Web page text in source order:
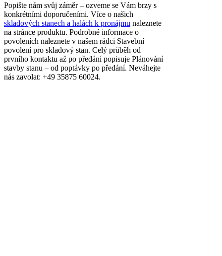
Popište nám svůj záměr – ozveme se Vám brzy s
konkrétními doporučeními. Více o našich
skladových stanech a halách k pronájmu naleznete
na stránce produktu. Podrobné informace o
povoleních naleznete v našem rádci Stavební
povolení pro skladový stan. Celý průběh od
prvního kontaktu až po předání popisuje Plánování
stavby stanu – od poptávky po předání. Neváhejte
nás zavolat: +49 35875 60024.